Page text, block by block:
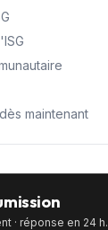
maintenant
· réponse en 24 h.